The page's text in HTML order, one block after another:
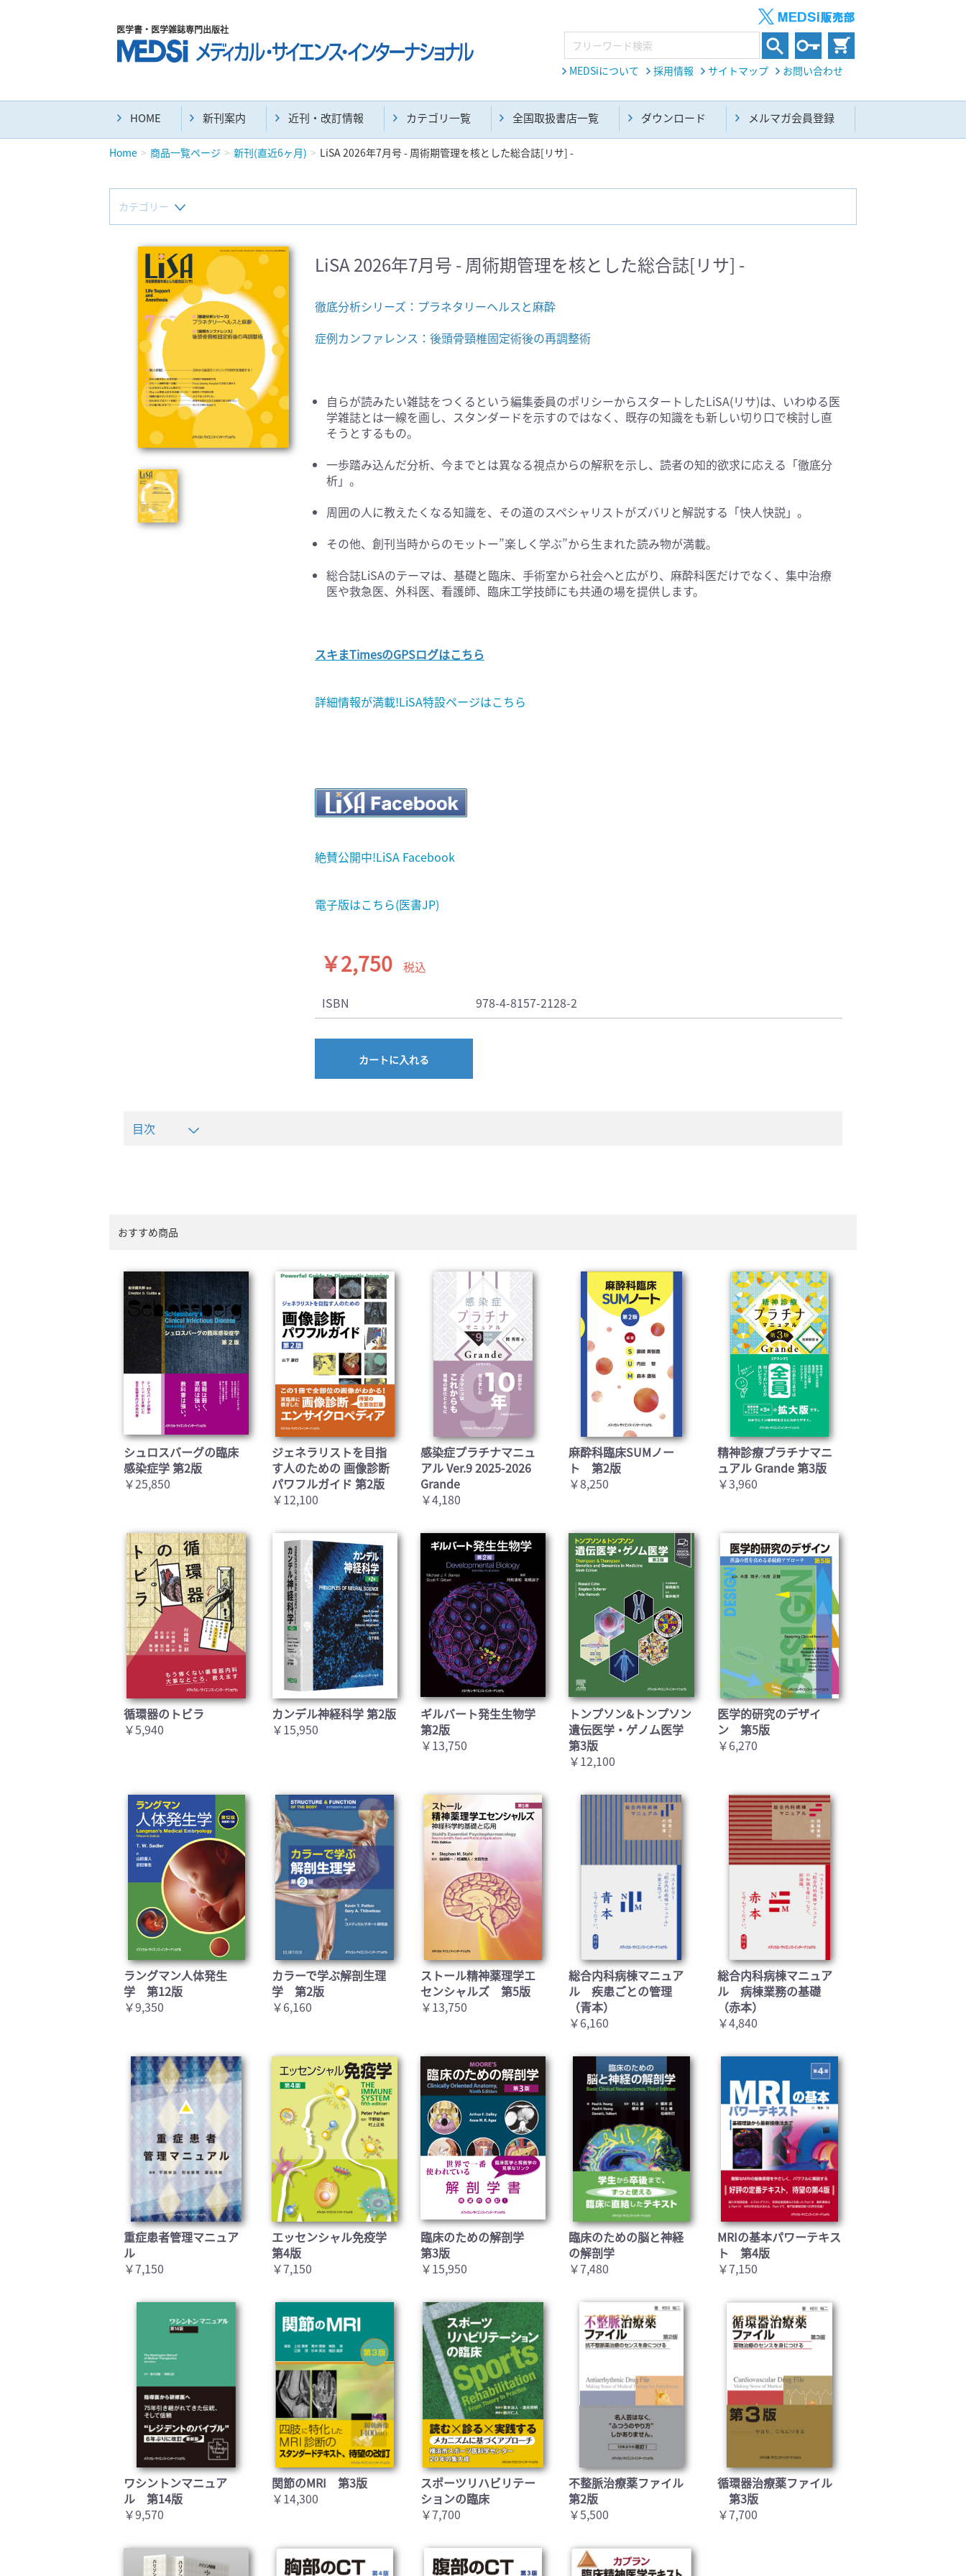
医学書・医学雑誌専門出版社
MEDSiについて 採用情報 サイトマップ お問い合わせ
HOME 新刊案内 近刊・改訂情報 カテゴリ一覧 全国取扱書店一覧 ダウンロード メルマガ会員登録
Home 商品一覧ページ 新刊(直近6ヶ月) LiSA 2026年7月号 - 周術期管理を核とした総合誌[リサ] -
カテゴリー
新刊(直近6ヶ月)(24)
マニュアル(39)
臨床医学:一般(359) 臨床医学:内科系(407) 臨床医学:外科系(249)
基礎医学関連科学(80)
歯科学(3)
衛生・公衆衛生学(14)
医学一般(91) マルチメディア(0)
LiSA 2026年7月号 - 周術期管理を核とした総合誌[リサ] -
徹底分析シリーズ：プラネタリーヘルスと麻酔
症例カンファレンス：後頭骨頸椎固定術後の再調整術
自らが読みたい雑誌をつくるという編集委員のポリシーからスタートしたLiSA(リサ)は、いわゆる医
学雑誌とは一線を画し、スタンダードを示すのではなく、既存の知識をも新しい切り口で検討し直
そうとするもの。
一歩踏み込んだ分析、今までとは異なる視点からの解釈を示し、読者の知的欲求に応える「徹底分
析」。
周囲の人に教えたくなる知識を、その道のスペシャリストがズバリと解説する「快人快説」。
その他、創刊当時からのモットー”楽しく学ぶ”から生まれた読み物が満載。
総合誌LiSAのテーマは、基礎と臨床、手術室から社会へと広がり、麻酔科医だけでなく、集中治療
医や救急医、外科医、看護師、臨床工学技師にも共通の場を提供します。
スキまTimesのGPSログはこちら
詳細情報が満載!LiSA特設ページはこちら
絶賛公開中!LiSA Facebook
電子版はこちら(医書JP)
￥2,750 税込
ISBN 978-4-8157-2128-2
カートに入れる
お買い物を続ける カートへ進む
目次
おすすめ商品
シュロスバーグの臨床
感染症学 第2版
￥25,850
ジェネラリストを目指
す人のための 画像診断
パワフルガイド 第2版
￥12,100
感染症プラチナマニュ
アル Ver.9 2025-2026
Grande
￥4,180
麻酔科臨床SUMノー
ト 第2版
￥8,250
精神診療プラチナマニ
ュアル Grande 第3版
￥3,960
循環器のトビラ
￥5,940
カンデル神経科学 第2版
￥15,950
ギルバート発生生物学
第2版
￥13,750
トンプソン&トンプソン
遺伝医学・ゲノム医学
第3版
￥12,100
医学的研究のデザイ
ン 第5版
￥6,270
ラングマン人体発生
学 第12版
￥9,350
カラーで学ぶ解剖生理
学 第2版
￥6,160
ストール精神薬理学エ
センシャルズ 第5版
￥13,750
総合内科病棟マニュア
ル 疾患ごとの管理
（青本）
￥6,160
総合内科病棟マニュア
ル 病棟業務の基礎
（赤本）
￥4,840
重症患者管理マニュア
ル
￥7,150
エッセンシャル免疫学
第4版
￥7,150
臨床のための解剖学
第3版
￥15,950
臨床のための脳と神経
の解剖学
￥7,480
MRIの基本パワーテキス
ト 第4版
￥7,150
ワシントンマニュア
ル 第14版
￥9,570
関節のMRI 第3版
￥14,300
スポーツリハビリテー
ションの臨床
￥7,700
不整脈治療薬ファイル
第2版
￥5,500
循環器治療薬ファイル
第3版
￥7,700